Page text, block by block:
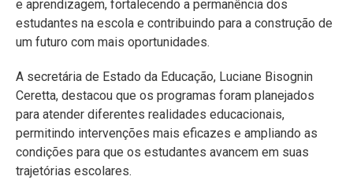
e aprendizagem, fortalecendo a permanência dos
estudantes na escola e contribuindo para a construção de
um futuro com mais oportunidades.
A secretária de Estado da Educação, Luciane Bisognin
Ceretta, destacou que os programas foram planejados
para atender diferentes realidades educacionais,
permitindo intervenções mais eficazes e ampliando as
condições para que os estudantes avancem em suas
trajetórias escolares.